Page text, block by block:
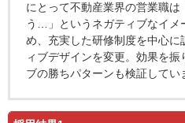
にとって不動産業界の営業職
う…」というネガティブなイメ
め、充実した研修制度を中心
ィブデザインを変更。効果を
ブの勝ちパターンも検証してい